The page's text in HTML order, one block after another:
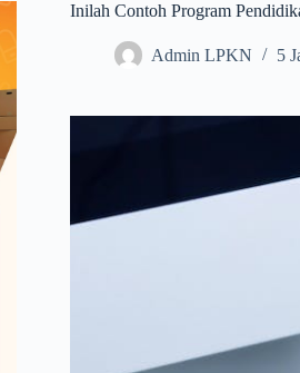
Inilah Contoh Program
Admin LPKN 5